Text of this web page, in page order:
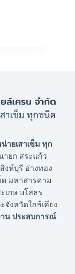
ายเสาเข็ม ทุก
ายก สระแก้ว
งห์บุรี อ่างทอง
มหาสารคาม
เกษ ยโสธร
จังหวัดใกล้เคียง
น ประสบการณ์